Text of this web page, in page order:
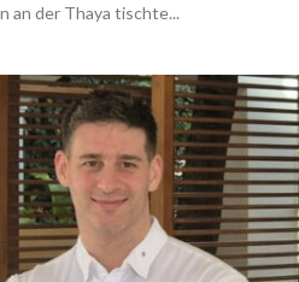
an der Thaya tischte...